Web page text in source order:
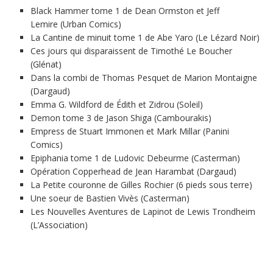
Black Hammer tome 1 de Dean Ormston et Jeff
Lemire (Urban Comics)
La Cantine de minuit tome 1 de Abe Yaro (Le Lézard Noir)
Ces jours qui disparaissent de Timothé Le Boucher
(Glénat)
Dans la combi de Thomas Pesquet de Marion Montaigne
(Dargaud)
Emma G. Wildford de Édith et Zidrou (Soleil)
Demon tome 3 de Jason Shiga (Cambourakis)
Empress de Stuart Immonen et Mark Millar (Panini
Comics)
Epiphania tome 1 de Ludovic Debeurme (Casterman)
Opération Copperhead de Jean Harambat (Dargaud)
La Petite couronne de Gilles Rochier (6 pieds sous terre)
Une soeur de Bastien Vivès (Casterman)
Les Nouvelles Aventures de Lapinot de Lewis Trondheim
(L’Association)